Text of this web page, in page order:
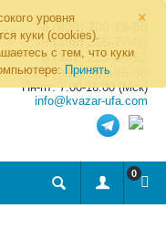
×
уровня
куки (cookies).
с тем, что куки
Принять
8 (800) 700-19-50
8 (495) 255-77-08
8 (347) 225-00-52
8 (986) 963-95-80
Пн-пт: 7.00-16.00 (Мск)
info@kvazar-ufa.com
0